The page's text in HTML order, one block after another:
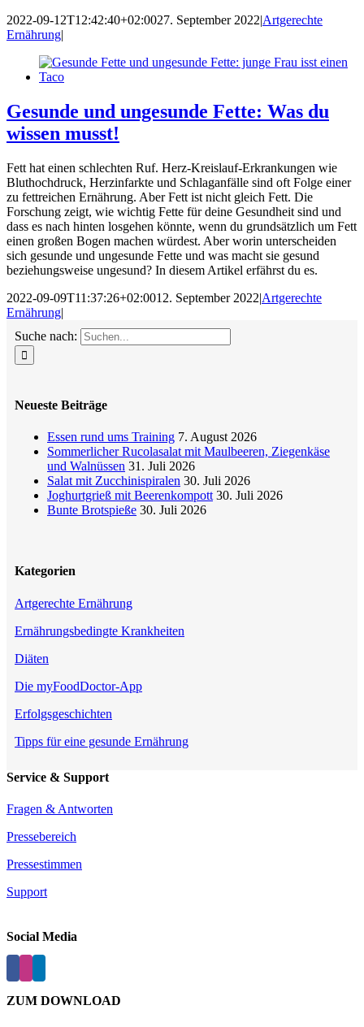
2022-09-12T12:42:40+02:0027. September 2022|Artgerechte
Ernährung|
Gesunde und ungesunde Fette: Was du
wissen musst!
Fett hat einen schlechten Ruf. Herz-Kreislauf-Erkrankungen wie
Bluthochdruck, Herzinfarkte und Schlaganfälle sind oft Folge einer
zu fettreichen Ernährung. Aber Fett ist nicht gleich Fett. Die
Forschung zeigt, wie wichtig Fette für deine Gesundheit sind und
dass es nach hinten losgehen könnte, wenn du grundsätzlich um Fett
einen großen Bogen machen würdest. Aber worin unterscheiden
sich gesunde und ungesunde Fette und was macht sie gesund
beziehungsweise ungesund? In diesem Artikel erfährst du es.
2022-09-09T11:37:26+02:0012. September 2022|Artgerechte
Ernährung|
Suche nach:
Neueste Beiträge
Essen rund ums Training 7. August 2026
Sommerlicher Rucolasalat mit Maulbeeren, Ziegenkäse
und Walnüssen 31. Juli 2026
Salat mit Zucchinispiralen 30. Juli 2026
Joghurtgrieß mit Beerenkompott 30. Juli 2026
Bunte Brotspieße 30. Juli 2026
Kategorien
Artgerechte Ernährung
Ernährungsbedingte Krankheiten
Diäten
Die myFoodDoctor-App
Erfolgsgeschichten
Tipps für eine gesunde Ernährung
Service & Support
Fragen & Antworten
Pressebereich
Pressestimmen
Support
Social Media
ZUM DOWNLOAD